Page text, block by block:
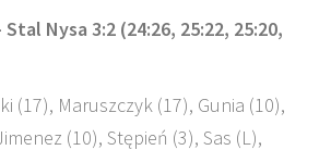
Nysa 3:2 (24:26, 25:22, 25:20,
(17), Maruszczyk (17), Gunia (10),
(10), Stępień (3), Sas (L),